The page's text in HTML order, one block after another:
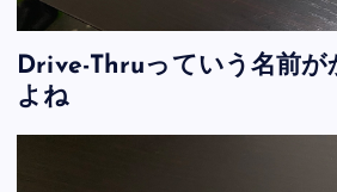
Drive-Thruっていう名前が
よね